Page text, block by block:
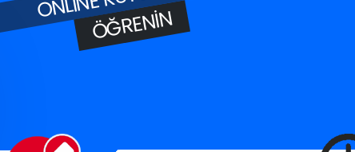
ÖĞRENIN